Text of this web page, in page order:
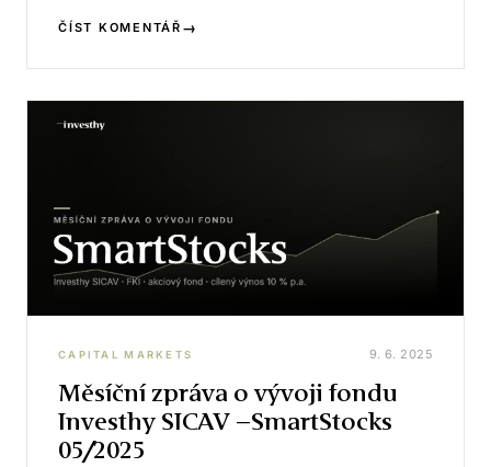
ČÍST KOMENTÁŘ →
CAPITAL MARKETS 9. 6. 2025
Měsíční zpráva o vývoji fondu
Investhy SICAV –SmartStocks
05/2025